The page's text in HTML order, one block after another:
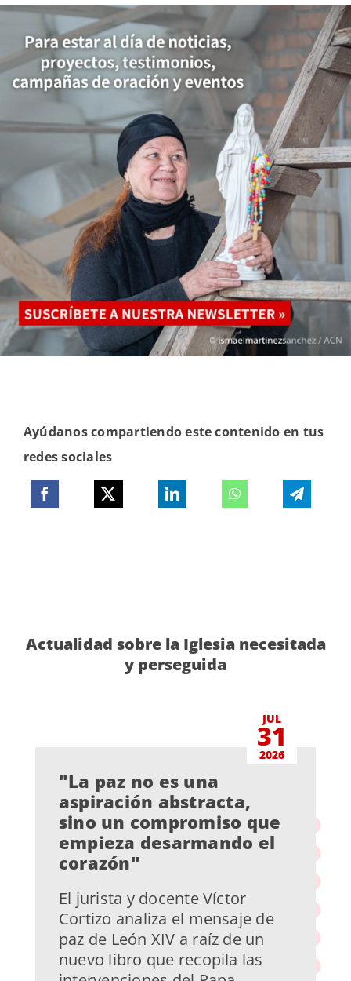
Ayúdanos compartiendo este contenido en tus
redes sociales
Actualidad sobre la Iglesia necesitada
y perseguida
JUL
31
2026
"La paz no es una
aspiración abstracta,
sino un compromiso que
empieza desarmando el
corazón"
El jurista y docente Víctor
Cortizo analiza el mensaje de
paz de León XIV a raíz de un
nuevo libro que recopila las